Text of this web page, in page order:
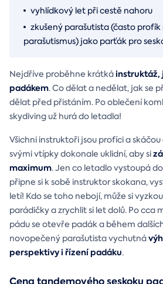
vyhlídkový let při cestě nahoru
zkušený parašutista (často
parašutismus) jako parťák pro
Nejdříve proběhne krátkáinstruktáž,
padákem. Co dělat a nedělat, jak se
dělat před přistáním. Po oblečení
skydiving už hurá do letadla!
Všichni instruktoři jsou profíci a
svými vtípky dokonale uklidní, aby si
maximum. Jen co letadlo vystoupá
připne si k sobě instruktor skokana,
letí! Kdo se toho nebojí, může si
parádičky a zrychlit si let dolů. Po cca
pádu se otevře padák a během
novopečený parašutista vychutná
perspektivy i řízení padáku.
Cena tandemového seskoku